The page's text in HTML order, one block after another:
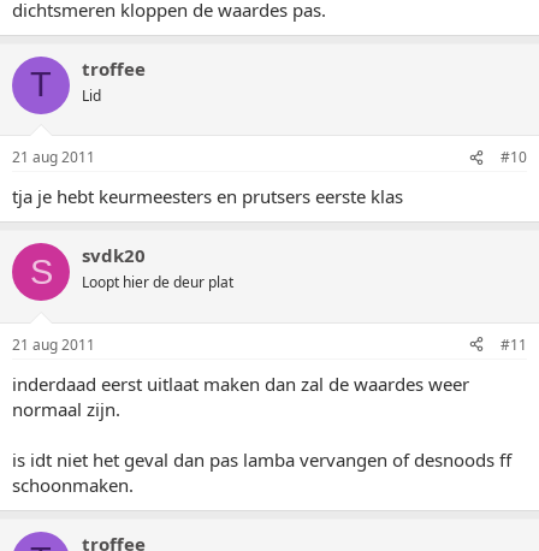
dichtsmeren kloppen de waardes pas.
T troffee
Lid
21 aug 2011 #10
tja je hebt keurmeesters en prutsers eerste klas
S svdk20
Loopt hier de deur plat
21 aug 2011 #11
inderdaad eerst uitlaat maken dan zal de waardes weer
normaal zijn.
is idt niet het geval dan pas lamba vervangen of desnoods ff
schoonmaken.
troffee